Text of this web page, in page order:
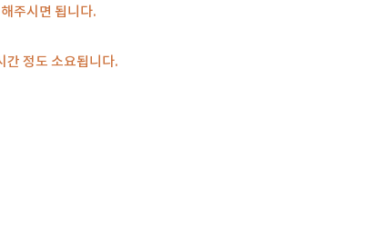
주시면 됩니다.
간 정도 소요됩니다.